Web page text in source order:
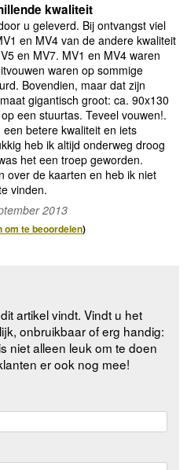
kwaliteit
u geleverd. Bij ontvangst viel
en MV4 van de andere kwaliteit
en MV7. MV1 en MV4 waren
waren op sommige
Bovendien, maar dat zijn
gigantisch groot: ca. 90x130
een stuurtas. Teveel vouwen!.
betere kwaliteit en iets
heb ik altijd onderweg droog
het een troep geworden.
over de kaarten en heb ik niet
vinden.
2013
om te beoordelen)
artikel vindt. Vindt u het
onbruikbaar of erg handig:
niet alleen leuk om te doen
er ook nog mee!